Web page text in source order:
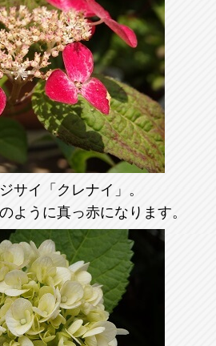
サイ「クレナイ」。
うに真っ赤になります。